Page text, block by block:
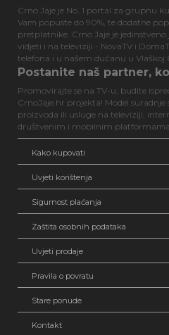
Crno Jaje je No. 1 portal za grupnu
Vam popuste do 90%, te dodatne
pretplatnike. Crno Jaje je
vidjeti i na televiziji - NovaTV i
telefona i u našem dućanu u Vlaškoj
Postanite naš partner,
Promovirajte se na TV-u, budite
CrnoJaje.hr projekta! Model
proizvoda ili usluge na televiziji,
društvenim i mobilnim
Kako kupovati
Uvjeti korištenja
Sigurnost plaćanja
Zaštita osobnih podataka
Uvjeti prodaje
Pravila o povratu
Stare ponude
Kontakt